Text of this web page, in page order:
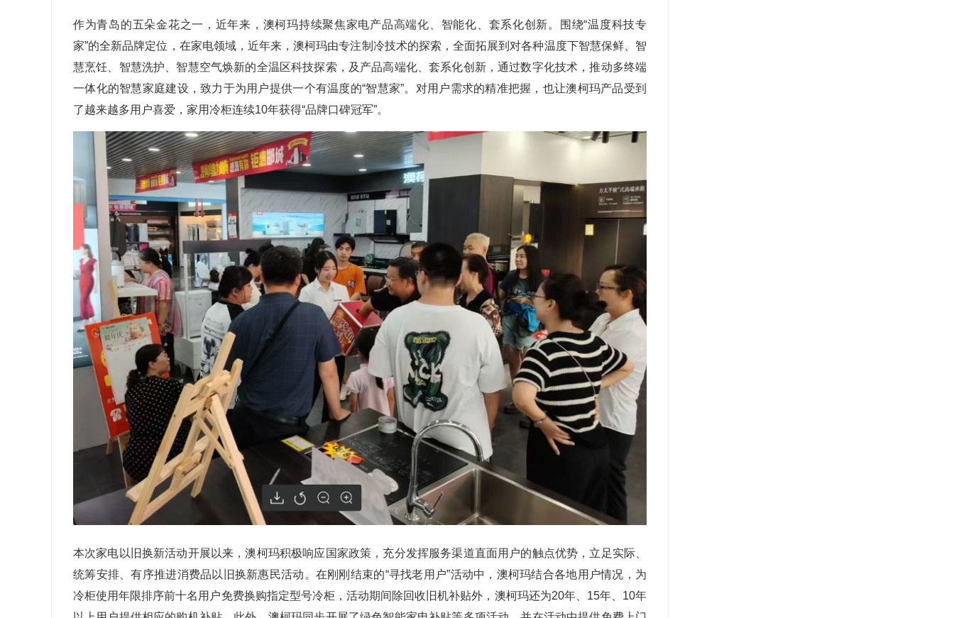
作为青岛的五朵金花之一，近年来，澳柯玛持续聚焦家电产品高端化、智能化、套系化创新。围绕“温度科技专
家”的全新品牌定位，在家电领域，近年来，澳柯玛由专注制冷技术的探索，全面拓展到对各种温度下智慧保鲜、智
慧烹饪、智慧洗护、智慧空气焕新的全温区科技探索，及产品高端化、套系化创新，通过数字化技术，推动多终端
一体化的智慧家庭建设，致力于为用户提供一个有温度的“智慧家”。对用户需求的精准把握，也让澳柯玛产品受到
了越来越多用户喜爱，家用冷柜连续10年获得“品牌口碑冠军”。
本次家电以旧换新活动开展以来，澳柯玛积极响应国家政策，充分发挥服务渠道直面用户的触点优势，立足实际、
统筹安排、有序推进消费品以旧换新惠民活动。在刚刚结束的“寻找老用户”活动中，澳柯玛结合各地用户情况，为
冷柜使用年限排序前十名用户免费换购指定型号冷柜，活动期间除回收旧机补贴外，澳柯玛还为20年、 15年、 10年